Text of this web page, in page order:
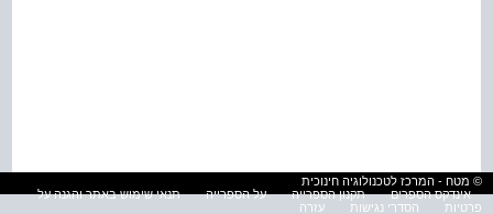
© מטח - המרכז לטכנולוגיה חינוכית
אינדקס הספרים
תקנון הספרייה על הספרייה
תנאי שימוש באתר והגנה על
פרטיות
הסדרי נגישות עזרה